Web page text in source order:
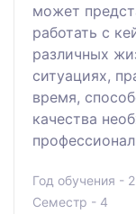
может
работать с
различных
ситуациях,
время,
качества
Год обучения - 2
Семестр - 4